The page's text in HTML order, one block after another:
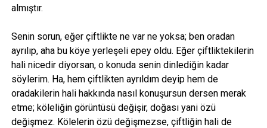
almıştır.
Senin sorun, eğer çiftlikte ne var ne yoksa; ben oradan
ayrılıp, aha bu köye yerleşeli epey oldu. Eğer çiftliktekilerin
hali nicedir diyorsan, o konuda senin dinlediğin kadar
söylerim. Ha, hem çiftlikten ayrıldım deyip hem de
oradakilerin hali hakkında nasıl konuşursun dersen merak
etme; köleliğin görüntüsü değişir, doğası yani özü
değişmez. Kölelerin özü değişmezse, çiftliğin hali de